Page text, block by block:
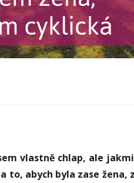
vlastně chlap, ale
to, abych byla zase žena,